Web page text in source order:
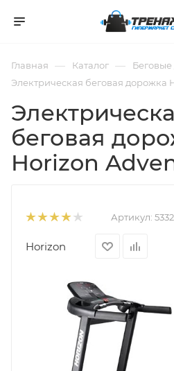
Главная — Каталог —
Электрическая беговая дорожка
беговая
Horizon
Артикул: 5332
Horizon